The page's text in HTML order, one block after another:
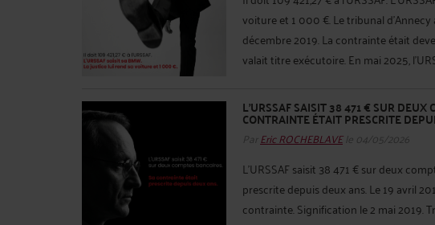
voiture et 1 000 €. Le tribunal
décembre 2019. La contrainte était
valait titre exécutoire. En mai 2025,
L'URSSAF SAISIT 38 471 € SUR DEUX
CONTRAINTE ÉTAIT PRESCRITE
Par Eric ROCHEBLAVEle 04/05/2026
L'URSSAF saisit 38 471 € sur deux
prescrite depuis deux ans. Le 19 avril
contrainte. Signification le 2 mai 2019.